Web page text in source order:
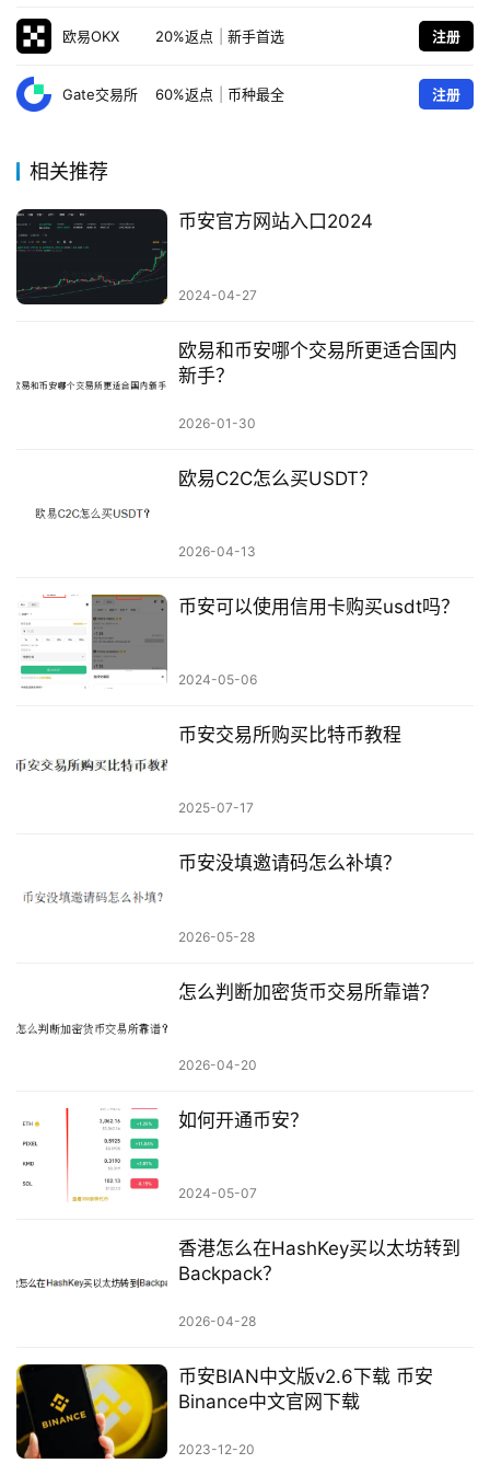
欧易OKX 20%返点 新手首选 注册
Gate交易所 60%返点 币种最全 注册
相关推荐
币安官方网站入口2024
2024-04-27
欧易和币安哪个交易所更适合国内
新手？
2026-01-30
欧易C2C怎么买USDT？
2026-04-13
币安可以使用信用卡购买usdt吗？
2024-05-06
币安交易所购买比特币教程
2025-07-17
币安没填邀请码怎么补填？
2026-05-28
怎么判断加密货币交易所靠谱？
2026-04-20
如何开通币安？
2024-05-07
香港怎么在HashKey买以太坊转到
Backpack？
2026-04-28
币安BIAN中文版v2.6下载 币安
Binance中文官网下载
2023-12-20